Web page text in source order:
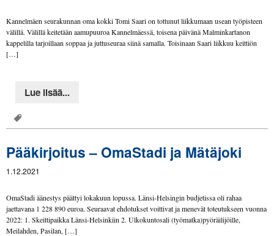
Kannelmäen seurakunnan oma kokki Tomi Saari on tottunut liikkumaan usean työpisteen
välillä. Välillä keitetään aamupuuroa Kannelmäessä, toisena päivänä Malminkartanon
kappelilla tarjoillaan soppaa ja juttuseuraa siinä samalla. Toisinaan Saari liikkuu keittiön
[…]
Lue lisää...
Pääkirjoitus – OmaStadi ja Mätäjoki
1.12.2021
OmaStadi äänestys päättyi lokakuun lopussa. Länsi-Helsingin budjetissa oli rahaa
jaettavana 1 228 890 euroa. Seuraavat ehdotukset voittivat ja menevät toteutukseen vuonna
2022: 1. Skeittipaikka Länsi-Helsinkiin 2. Ulkokuntosali (työmatka)pyöräilijöille,
Meilahden, Pasilan, […]